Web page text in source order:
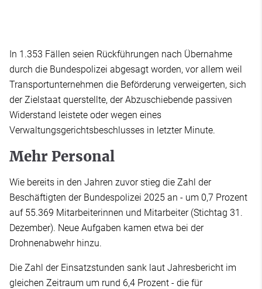
In 1.353 Fällen seien Rückführungen nach Übernahme
durch die Bundespolizei abgesagt worden, vor allem weil
Transportunternehmen die Beförderung verweigerten, sich
der Zielstaat querstellte, der Abzuschiebende passiven
Widerstand leistete oder wegen eines
Verwaltungsgerichtsbeschlusses in letzter Minute.
Mehr Personal
Wie bereits in den Jahren zuvor stieg die Zahl der
Beschäftigten der Bundespolizei 2025 an - um 0,7 Prozent
auf 55.369 Mitarbeiterinnen und Mitarbeiter (Stichtag 31.
Dezember). Neue Aufgaben kamen etwa bei der
Drohnenabwehr hinzu.
Die Zahl der Einsatzstunden sank laut Jahresbericht im
gleichen Zeitraum um rund 6,4 Prozent - die für